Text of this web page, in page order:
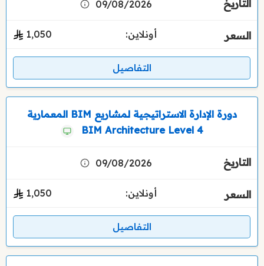
09/08/2026
أونلاين: 1٬050
التفاصيل
دورة الإدارة الاستراتيجية لمشاريع BIM المعمارية
BIM Architecture Level 4
09/08/2026
أونلاين: 1٬050
التفاصيل